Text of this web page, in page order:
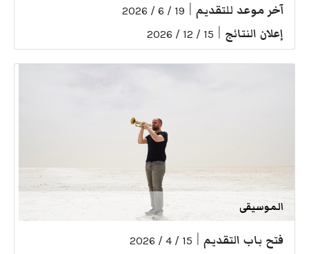
آخر موعد للتقديم 19 / 6 / 2026
إعلان النتائج 15 / 12 / 2026
الموسيقى
فتح باب التقديم 15 / 4 / 2026